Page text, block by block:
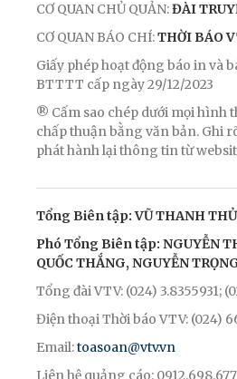
CƠ QUAN CHỦ QUẢN:ĐÀI
CƠ QUAN BÁO CHÍ:THỜI BÁO
Giấy phép hoạt động báo in và
BTTTT cấp ngày 29/12/2023
® Cấm sao chép dưới mọi hình
chấp thuận bằng văn bản. Ghi
phát hành lại thông tin từ
Tổng Biên tập: VŨ THANH
Phó Tổng Biên tập: NGUYỄN
QUỐC THẮNG, NGUYỄN
Tổng đài VTV: (024) 3.8355931;
Điện thoại Thời báo VTV: (024)
Email:toasoan@vtv.vn
Liên hệ quảng cáo: 0912.698.677